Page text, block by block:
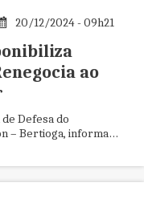
20/12/2024 - 09h21
ao
Defesa do
– Bertioga, informa